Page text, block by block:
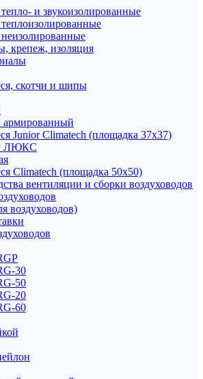
и звукоизолированные
крепеж, изоляция
скотчи и шипы
Junior Climatech (площадка 37х37)
ЛЮКС
Climatech (площадка 50х50)
вентиляции и сборки воздуховодов
воздуховодов)
30
50
20
60